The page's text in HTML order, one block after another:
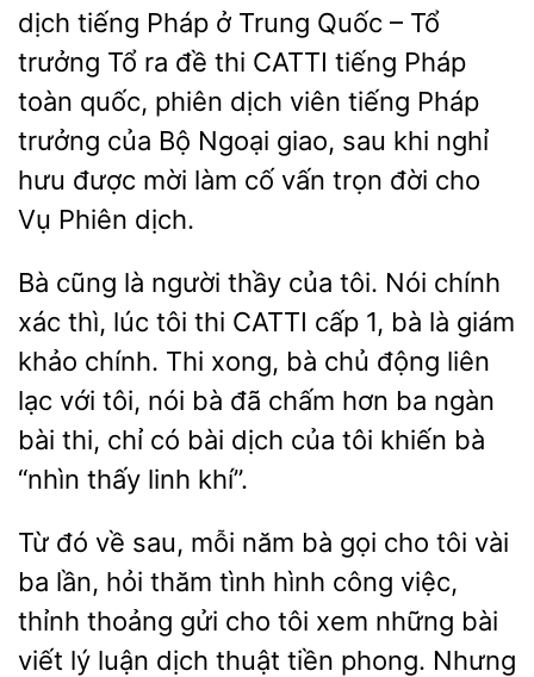
dịch tiếng Pháp ở Trung Quốc
Tổ
trưởng Tổ ra đề thi CATTI tiếng Pháp
toàn quốc, phiên dịch viên tiếng Pháp
trưởng của Bộ Ngoại giao, sau khi nghỉ
hưu được mời làm cố
trọn
cho
Vụ Phiên dịch.
Bà là
thầy của tôi. Nói chính
xác thì, lúc tôi thi CATTI cấp 1, bà là giám
khảo chính. Thi xong, bà chủ động liên
lạc với tôi, nói bà đã chấm hơn ba
bài thi, chỉ có bài dịch của tôi khiến bà
“nhìn thấy linh khí”.
Từ đó về sau, mỗi năm bà gọi cho tôi
ba lần, hỏi thăm tình hình công
thỉnh thoảng gửi cho tôi xem những bài
viết lý luận dịch thuật tiền phong. Nhưng